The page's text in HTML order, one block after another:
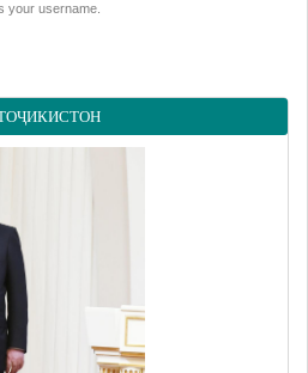
иҷроия
your username.